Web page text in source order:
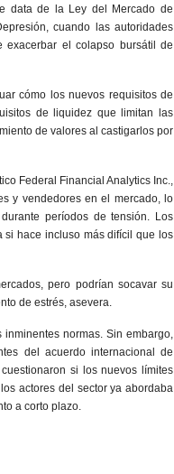
data de la Ley del Mercado de
cuando las autoridades
exacerbar el colapso bursátil de
cómo los nuevos requisitos de
de liquidez que limitan las
de valores al castigarlos por
Federal Financial Analytics Inc.,
y vendedores en el mercado, lo
períodos de tensión. Los
si hace incluso más difícil que los
pero podrían socavar su
de estrés, asevera.
normas. Sin embargo,
del acuerdo internacional de
si los nuevos límites
actores del sector ya abordaba
a corto plazo.